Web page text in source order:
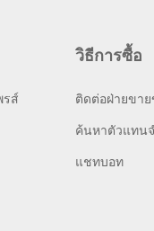
รส์
วิธีการซื้อ
ติดต่อฝ่ายขาย
ค้นหาตัวแทน
แชทบอท